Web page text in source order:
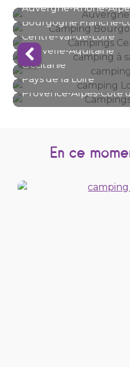
Auvergne-Rhône-
Bourgogne Franche-
Bretagne
Centre-Val-de-Loire
Corse
Normandie
Nouvelle-Aquitaine
Occitanie
Pays de la Loire
Provence-Alpes-Côte
En ce